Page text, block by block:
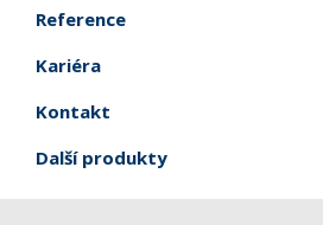
Reference
Kariéra
Kontakt
Další produkty